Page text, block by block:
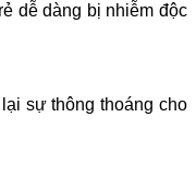
dễ dàng bị nhiễm độc
sự thông thoáng cho